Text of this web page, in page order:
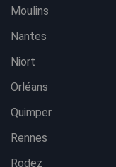
Moulins
Nantes
Niort
Orléans
Quimper
Rennes
Rodez